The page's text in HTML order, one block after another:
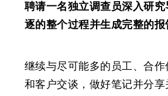
聘请一名独立调查员深入研
逐的整个过程并生成完整的报
继续与尽可能多的员工、合
和客户交谈，做好笔记并分享